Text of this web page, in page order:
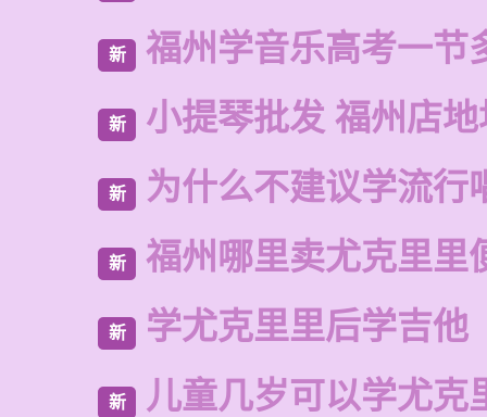
新 福州学音乐高考一节
新 小提琴批发 福州店
新 为什么不建议学流行
新 福州哪里卖尤克里里
新 学尤克里里后学吉他
新 儿童几岁可以学尤克